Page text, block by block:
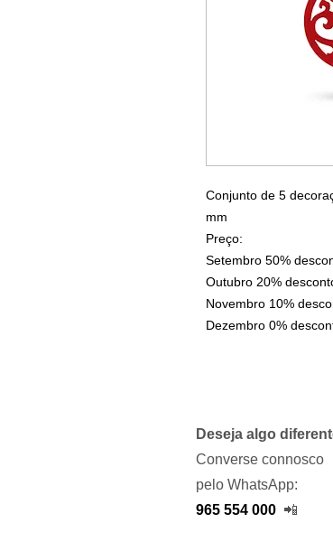
Conjunto de 5
mm
Preço:
Setembro 50%
Outubro 20%
Novembro 10%
Dezembro 0%
Deseja algo
Converse connosco
pelo WhatsApp:
965 554 000 📲